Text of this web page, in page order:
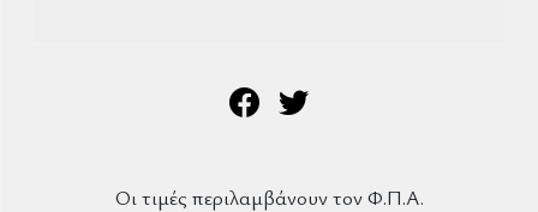
Οι τιμές περιλαμβάνουν τον Φ.Π.Α.